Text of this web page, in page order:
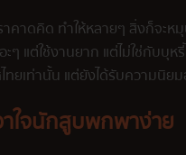
าคาดคิด ทำให้หลายๆ สิ่งก็จ
แต่ใช้งานยาก แต่ไม่ใช่กับบุห
ทยเท่านั้น แต่ยังได้รับความนิ
ใจนักสูบพกพาง่าย